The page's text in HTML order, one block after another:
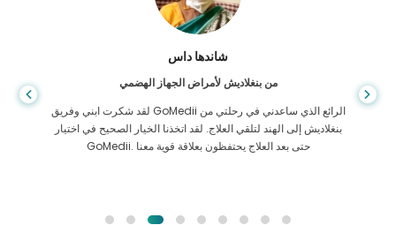
شاندها داس
من بنغلاديش لأمراض الجهاز الهضمي
لقد شكرت ابني وفريق GoMedii الرائع الذي ساعدني في رحلتي من
بنغلاديش إلى الهند لتلقي العلاج. لقد اتخذنا الخيار الصحيح في اختيار
GoMedii. حتى بعد العلاج يحتفظون بعلاقة قوية معنا